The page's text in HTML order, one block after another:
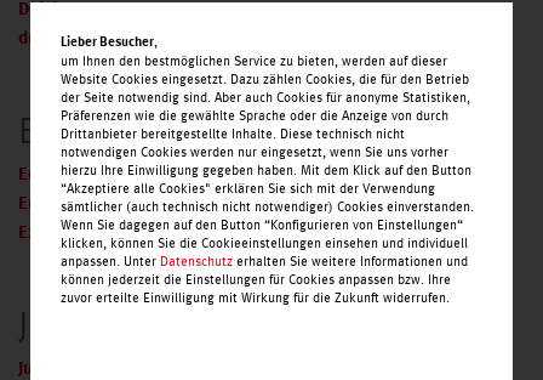
Deichmann
dm drogerie-markt
E
Eckert Kiosk im Ziel
Ernsting's family
Expert Time
J
Juwelier Radensleben
S
Schuh- und Schlüsseldienst
Gorsky
Subway
T
Lieber Besucher,
um Ihnen den bestmöglichen Service zu bieten, werden auf dieser
Website Cookies eingesetzt. Dazu zählen Cookies, die für den Betrieb
der Seite notwendig sind. Aber auch Cookies für anonyme Statistiken,
Präferenzen wie die gewählte Sprache oder die Anzeige von durch
Drittanbieter bereitgestellte Inhalte. Diese technisch nicht
notwendigen Cookies werden nur eingesetzt, wenn Sie uns vorher
hierzu Ihre Einwilligung gegeben haben. Mit dem Klick auf den Button
“Akzeptiere alle Cookies" erklären Sie sich mit der Verwendung
sämtlicher (auch technisch nicht notwendiger) Cookies einverstanden.
Wenn Sie dagegen auf den Button “Konfigurieren von Einstellungen“
klicken, können Sie die Cookieeinstellungen einsehen und individuell
anpassen. Unter Datenschutz erhalten Sie weitere Informationen und
können jederzeit die Einstellungen für Cookies anpassen bzw. Ihre
zuvor erteilte Einwilligung mit Wirkung für die Zukunft widerrufen.